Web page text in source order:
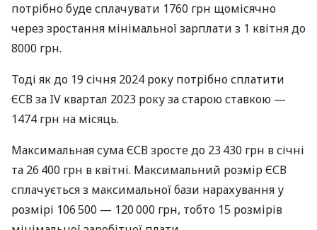
потрібно буде сплачувати 1760 грн щомісячно
через зростання мінімальної зарплати з 1 квітня до
8000 грн.
Тоді як до 19 січня 2024 року потрібно сплатити
ЄСВ за IV квартал 2023 року за старою ставкою —
1474 грн на місяць.
Максимальная сума ЄСВ зросте до 23 430 грн в січні
та 26 400 грн в квітні. Максимальний розмір ЄСВ
сплачується з максимальної бази нарахування у
розмірі 106 500 — 120 000 грн, тобто 15 розмірів